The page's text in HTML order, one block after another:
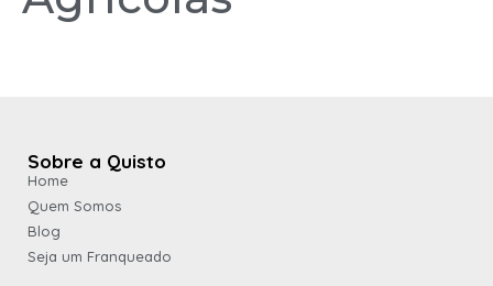
Sobre a Quisto
Home
Quem Somos
Blog
Seja um Franqueado